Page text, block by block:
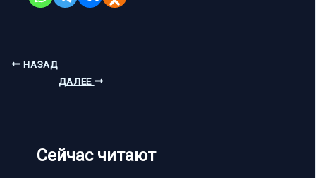
НАЗАД
ДАЛЕЕ
Сейчас читают